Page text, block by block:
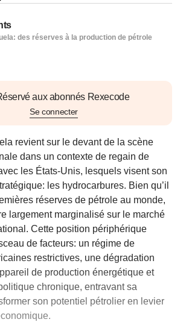
aux abonnés Rexecode
Se connecter
revient sur le devant de la scène
dans un contexte de regain de
les États-Unis, lesquels visent son
les hydrocarbures. Bien qu’il
réserves de pétrole au monde,
largement marginalisé sur le marché
Cette position périphérique
de facteurs: un régime de
restrictives, une dégradation
de production énergétique et
chronique, entravant sa
son potentiel pétrolier en levier
des réserves à la production de pétrole